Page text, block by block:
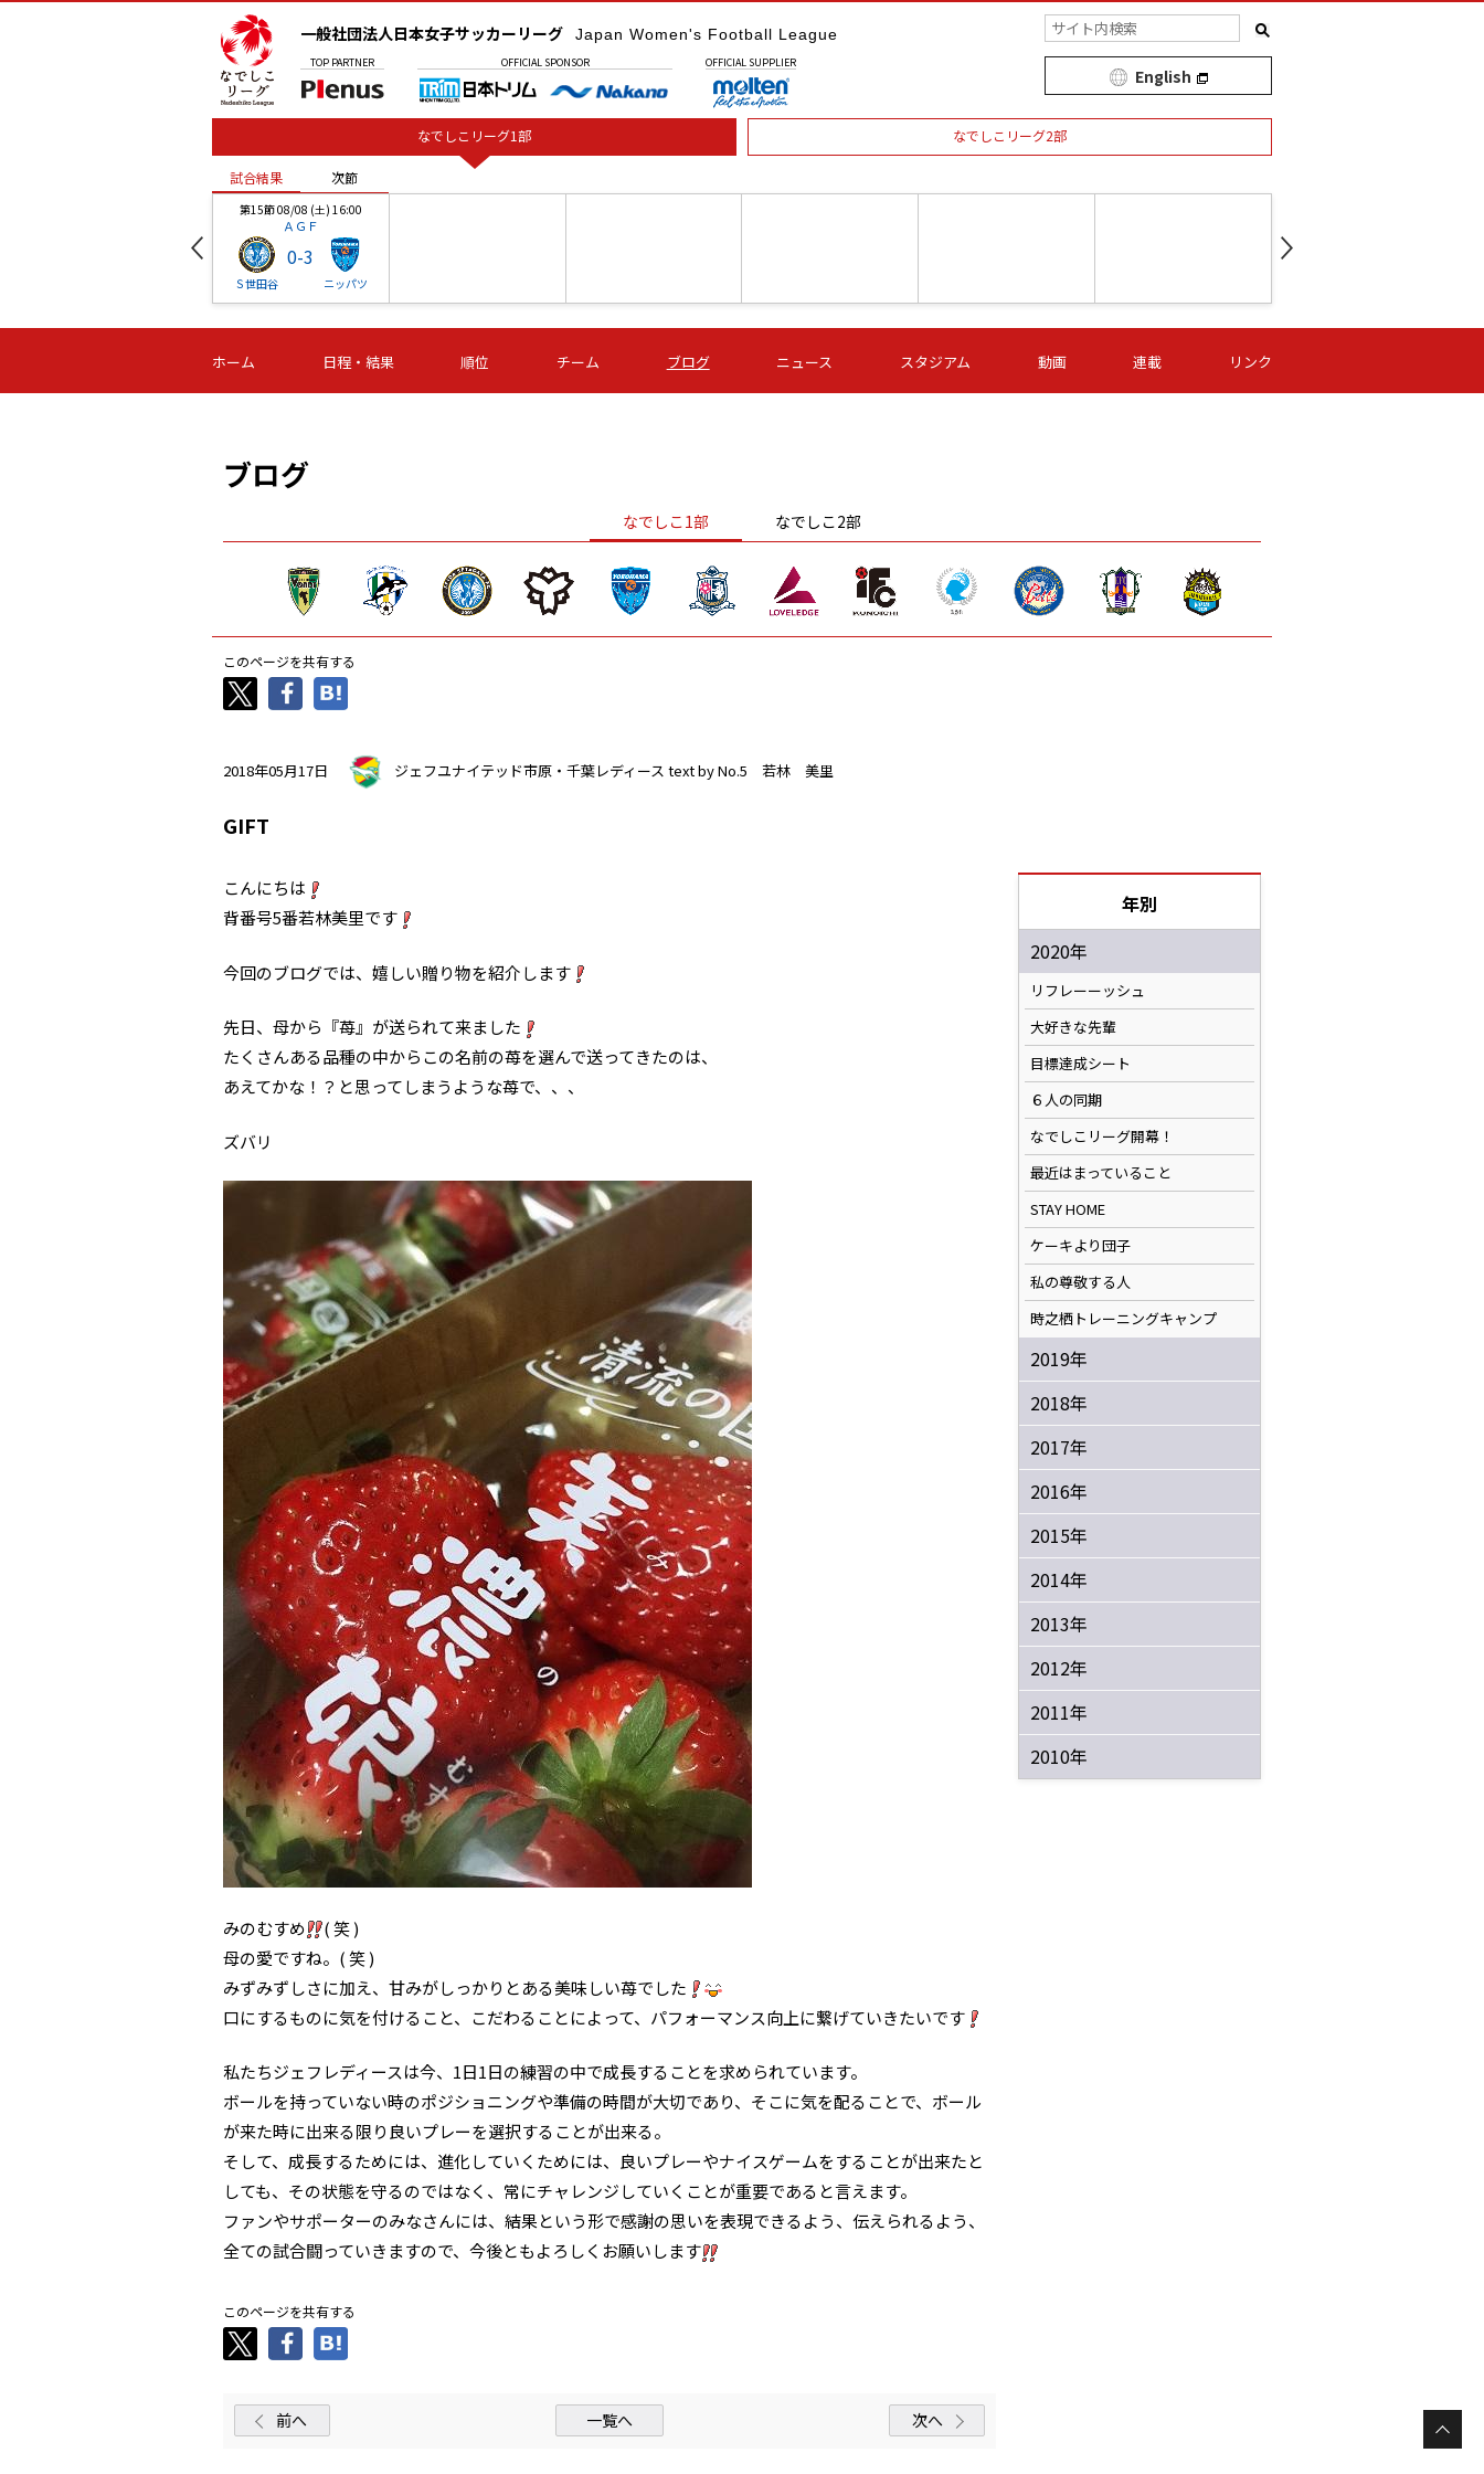
一般社団法人日本女子サッカーリーグ Japan Women's Football League
TOP PARTNER OFFICIAL SPONSOR OFFICIAL SUPPLIER
English
なでしこリーグ1部 なでしこリーグ2部
試合結果 次節
第15節 08/08 (土) 16:00
ＡＧＦ
Ｓ世田谷
0-3
ニッパツ
-
第16節 09/05 (土) 15:00
ニッパツ
-
第16節 09/05 (土) 15:00
石人の星
-
第16節 09/05 (土) 16:00
ＡＧＦ
-
いちご
-
第16節 09/06 (日) 15:00
-
第16節 09/06 (日) 15:00
- -
試合結果 次節
ホーム 日程・結果 順位 チーム ブログ ニュース スタジアム 動画 連載 リンク
ブログ
なでしこ1部 なでしこ2部
このページを共有する
2018年05月17日 ジェフユナイテッド市原・千葉レディース text by No.5 若林 美里
GIFT
こんにちは
背番号5番若林美里です
今回のブログでは、嬉しい贈り物を紹介します
先日、母から『苺』が送られて来ました
たくさんある品種の中からこの名前の苺を選んで送ってきたのは、
あえてかな！？と思ってしまうような苺で、、、
ズバリ
みのむすめ
( 笑 )
母の愛ですね。( 笑 )
みずみずしさに加え、甘みがしっかりとある美味しい苺でした
口にするものに気を付けること、こだわることによって、パフォーマンス向上に繋げていきたいです
私たちジェフレディースは今、1日1日の練習の中で成長することを求められています。
ボールを持っていない時のポジショニングや準備の時間が大切であり、そこに気を配ることで、ボール
が来た時に出来る限り良いプレーを選択することが出来る。
そして、成長するためには、進化していくためには、良いプレーやナイスゲームをすることが出来たと
しても、その状態を守るのではなく、常にチャレンジしていくことが重要であると言えます。
ファンやサポーターのみなさんには、結果という形で感謝の思いを表現できるよう、伝えられるよう、
全ての試合闘っていきますので、今後ともよろしくお願いします
このページを共有する
前へ 一覧へ 次へ
年別
2020年
リフレーーッシュ
大好きな先輩
目標達成シート
６人の同期
なでしこリーグ開幕！
最近はまっていること
STAY HOME
ケーキより団子
私の尊敬する人
時之栖トレーニングキャンプ
2019年
2018年
2017年
2016年
2015年
2014年
2013年
2012年
2011年
2010年